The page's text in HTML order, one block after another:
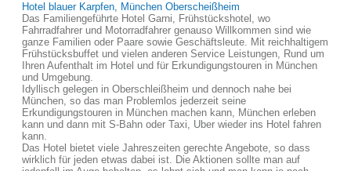
Hotel blauer Karpfen, München Oberscheißheim
Das Familiengeführte Hotel Garni, Frühstückshotel, wo
Fahrradfahrer und Motorradfahrer genauso Willkommen sind wie
ganze Familien oder Paare sowie Geschäftsleute. Mit reichhaltigem
Frühstücksbuffet und vielen anderen Service Leistungen, Rund um
Ihren Aufenthalt im Hotel und für Erkundigungstouren in München
und Umgebung.
Idyllisch gelegen in Oberschleißheim und dennoch nahe bei
München, so das man Problemlos jederzeit seine
Erkundigungstouren in München machen kann, München erleben
kann und dann mit S-Bahn oder Taxi, Uber wieder ins Hotel fahren
kann.
Das Hotel bietet viele Jahreszeiten gerechte Angebote, so dass
wirklich für jeden etwas dabei ist. Die Aktionen sollte man auf